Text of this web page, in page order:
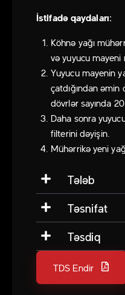
İstifadə qaydaları:
Köhnə yağı
və yuyucu mayeni
Yuyucu mayenin
çatdığından
dövrlər sayında
Daha sonra
filterini dəyişin.
Mühərrikə yeni
Tələb
Təsnifat
Təsdiq
TDS Endir